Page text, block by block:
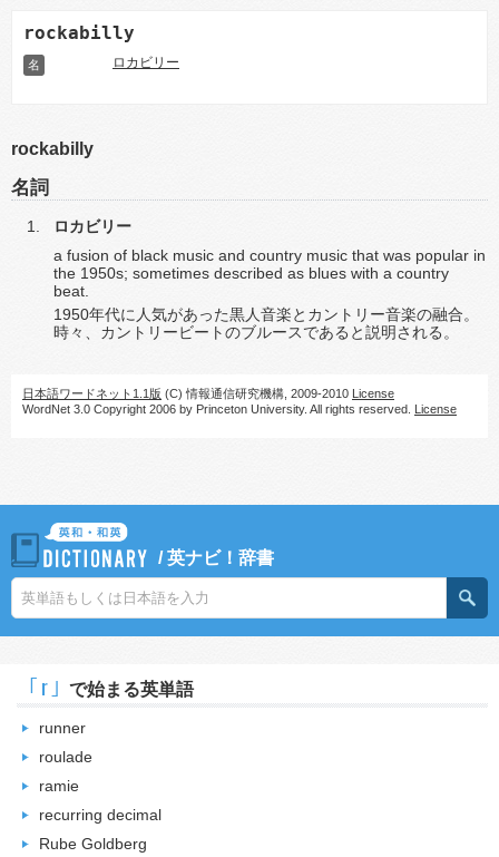
rockabilly
名 ロカビリー
rockabilly
名詞
ロカビリー
a fusion of black music and country music that was popular in
the 1950s; sometimes described as blues with a country
beat.
1950年代に人気があった黒人音楽とカントリー音楽の融合。
時々、カントリービートのブルースであると説明される。
日本語ワードネット1.1版 (C) 情報通信研究機構, 2009-2010 License
WordNet 3.0 Copyright 2006 by Princeton University. All rights reserved. License
/英ナビ！辞書
｢r｣ で始まる英単語
runner
roulade
ramie
recurring decimal
Rube Goldberg